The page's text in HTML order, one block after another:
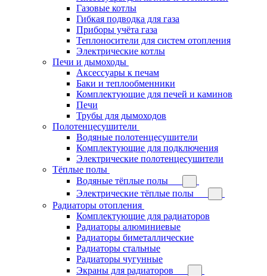
Газовые котлы
Гибкая подводка для газа
Приборы учёта газа
Теплоносители для систем отопления
Электрические котлы
Печи и дымоходы
Аксессуары к печам
Баки и теплообменники
Комплектующие для печей и каминов
Печи
Трубы для дымоходов
Полотенцесушители
Водяные полотенцесушители
Комплектующие для подключения
Электрические полотенцесушители
Тёплые полы
Водяные тёплые полы
Электрические тёплые полы
Радиаторы отопления
Комплектующие для радиаторов
Радиаторы алюминиевые
Радиаторы биметаллические
Радиаторы стальные
Радиаторы чугунные
Экраны для радиаторов